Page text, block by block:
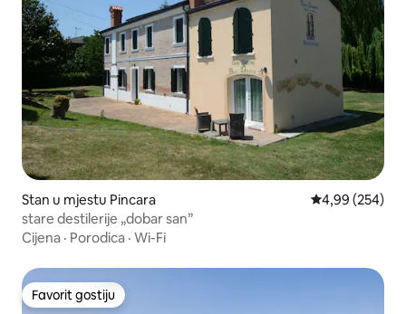
Stan u mjestu Pincara Prosječna
4,99 (254)
stare destilerije „dobar san”
Cijena · Porodica · Wi-Fi
Favorit gostiju
Favorit gostiju